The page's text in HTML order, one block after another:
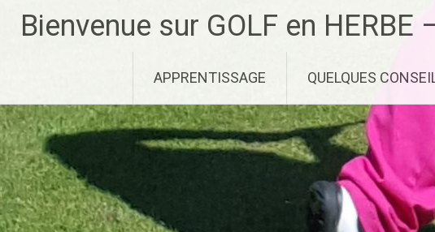
Bienvenue sur GOLF en
APPRENTISSAGE QUELQUES